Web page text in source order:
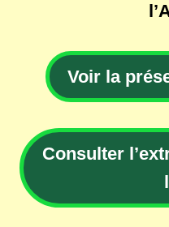
Voir la
Consulter